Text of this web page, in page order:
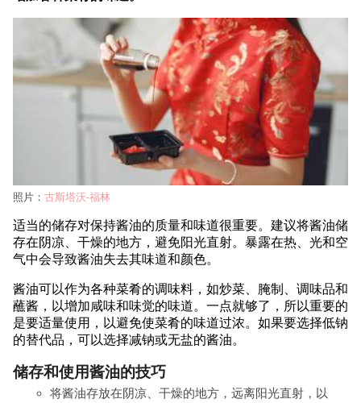
照片： 古斯塔沃-福林
适当的储存对保持酱油的质量和味道很重要。建议将酱油储
存在阴凉、干燥的地方，避免阳光直射。暴露在热、光和空
气中会导致酱油失去其味道和颜色。
酱油可以作为各种菜肴的调味料，如炒菜、腌制、调味品和
蘸酱，以增加咸味和味觉的味道。一点就够了，所以重要的
是要适量使用，以避免使菜肴的味道过浓。如果要选择低钠
的替代品，可以选择减钠或无盐的酱油。
储存和使用酱油的技巧
将酱油存放在阴凉、干燥的地方，远离阳光直射，以